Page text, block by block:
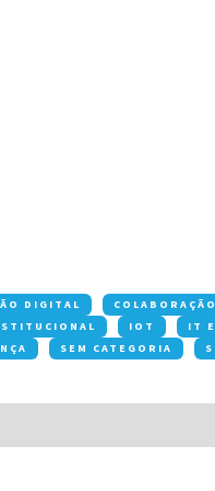
DIGITAL COLABORAÇÃO
IOT IT
SEM CATEGORIA